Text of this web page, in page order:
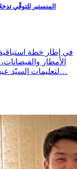
المنستير للتوقّي
في إطار خطة
الأمطار
لتعليمات السيّد عيسى موسى والي المنستير، وبإشراف ومتابعة…